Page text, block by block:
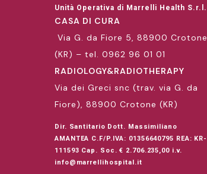
Unità Operativa di Marrelli Health S.r.l.
CASA DI CURA
Via G. da Fiore 5, 88900 Crotone
(KR) – tel. 0962 96 01 01
RADIOLOGY&RADIOTHERAPY
Via dei Greci snc (trav. via G. da
Fiore), 88900 Crotone (KR)
Dir. Santitario Dott. Massimiliano
AMANTEA C.F/P.IVA: 01356640795 REA: KR-
111593 Cap. Soc. € 2.706.235,00 i.v.
info@marrellihospital.it